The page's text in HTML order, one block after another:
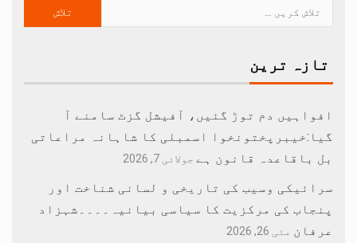
تازہ ترین
افواہیں دم توڑ گئیں، آفیشل گزٹ سامنے آ
گیا:خیبرپختونخوا اسمبلی کا شاہانہ مراعاتی
بل باقاعدہ قانون ہے جولائی 7, 2026
سرائیکی وسیب کی تاریخی و لسانی شناخت اور
پنجاب کی مرکزیت کا سیاسی بیانیہ۔۔۔۔شہزاد
عرفان مئی 26, 2026